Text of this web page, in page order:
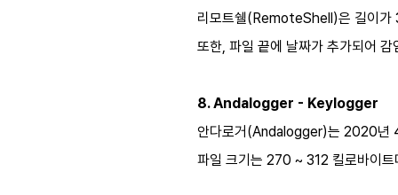
리모트쉘(RemoteShell)은 길이가
또한, 파일 끝에 날짜가 추가되어
8. Andalogger - Keylogger
안다로거(Andalogger)는 2020년
파일 크기는 270 ~ 312 킬로바이트